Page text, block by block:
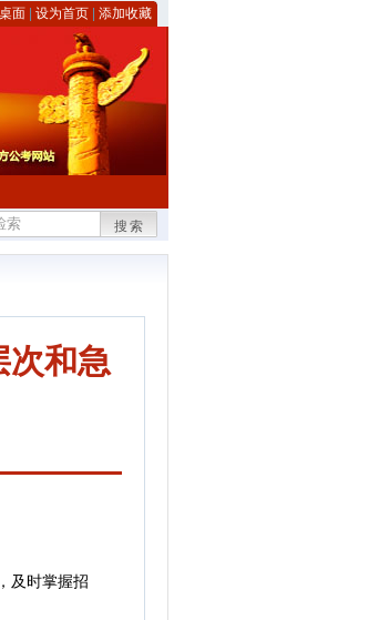
面 设为首页 添加收藏
搜索
次和急
， 及时掌握招